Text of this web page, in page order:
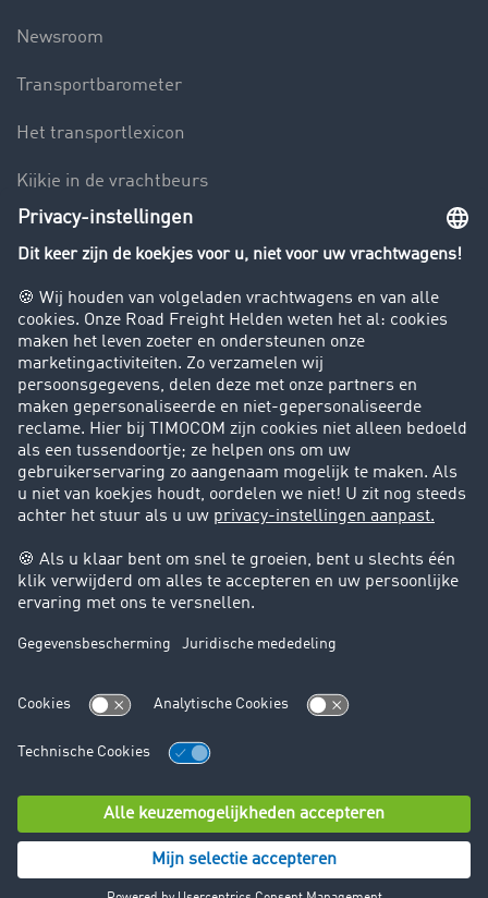
Newsroom
Transportbarometer
Het transportlexicon
Kijkje in de vrachtbeurs
Rijverbod voor vrachtwagens
Bedrijf
Success Stories
Klanten werven klanten
Support
Contact
Juridische informatie
Juridische info
Algemene voorwaarden
© TIMOCOM GmbH 2026. Alle rechten voorbehouden